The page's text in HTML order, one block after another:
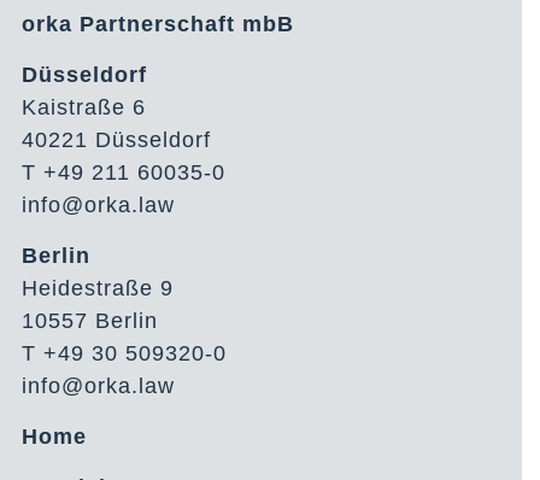
orka Partnerschaft mbB
Düsseldorf
Kaistraße 6
40221 Düsseldorf
T +49 211 60035-0
info@orka.law
Berlin
Heidestraße 9
10557 Berlin
T +49 30 509320-0
info@orka.law
Home